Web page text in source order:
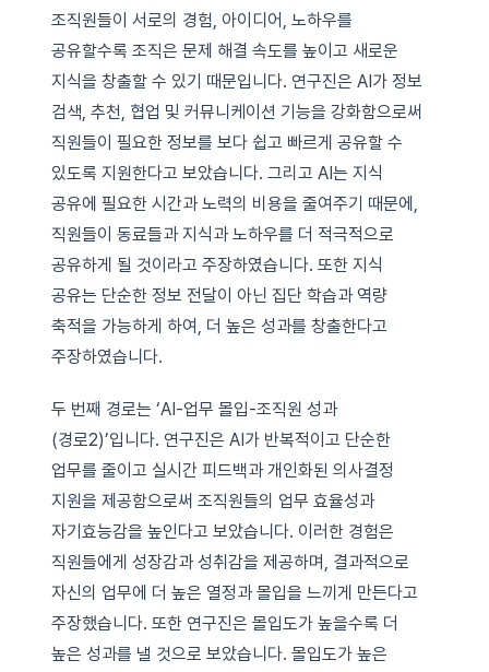
조직원들이 서로의 경험, 아이디어, 노하우를
공유할수록 조직은 문제 해결 속도를 높이고 새로운
지식을 창출할 수 있기 때문입니다. 연구진은 AI가 정보
검색, 추천, 협업 및 커뮤니케이션 기능을 강화함으로써
직원들이 필요한 정보를 보다 쉽고 빠르게 공유할 수
있도록 지원한다고 보았습니다. 그리고 AI는 지식
공유에 필요한 시간과 노력의 비용을 줄여주기 때문에,
직원들이 동료들과 지식과 노하우를 더 적극적으로
공유하게 될 것이라고 주장하였습니다. 또한 지식
공유는 단순한 정보 전달이 아닌 집단 학습과 역량
축적을 가능하게 하여, 더 높은 성과를 창출한다고
주장하였습니다.
두 번째 경로는 ‘AI-업무 몰입-조직원 성과
(경로2)’입니다. 연구진은 AI가 반복적이고 단순한
업무를 줄이고 실시간 피드백과 개인화된 의사결정
지원을 제공함으로써 조직원들의 업무 효율성과
자기효능감을 높인다고 보았습니다. 이러한 경험은
직원들에게 성장감과 성취감을 제공하며, 결과적으로
자신의 업무에 더 높은 열정과 몰입을 느끼게 만든다고
주장했습니다. 또한 연구진은 몰입도가 높을수록 더
높은 성과를 낼 것으로 보았습니다. 몰입도가 높은